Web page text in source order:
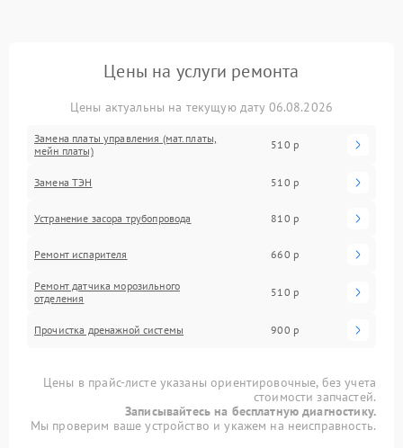
Цены на услуги ремонта
Цены актуальны на текущую дату 06.08.2026
Замена платы управления (мат.платы,
мейн платы)
510 р
Замена ТЭН 510 р
Устранение засора трубопровода 810 р
Ремонт испарителя 660 р
Ремонт датчика морозильного
отделения
510 р
Прочистка дренажной системы 900 р
Цены в прайс-листе указаны ориентировочные, без учета
стоимости запчастей.
Записывайтесь на бесплатную диагностику.
Мы проверим ваше устройство и укажем на неисправность.